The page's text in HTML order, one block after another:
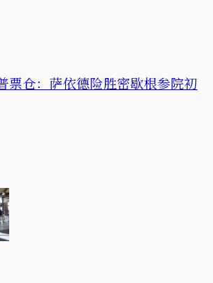
票仓：萨依德险胜密歇根参院初